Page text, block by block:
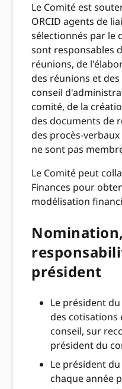
Le Comité est
ORCID agents de
sélectionnés par le
sont responsables
réunions, de
des réunions et
conseil
comité, de la
des documents de
des procès-
ne sont pas
Le Comité peut
Finances pour
modélisation
président
Le président
des cotisations
conseil, sur
président du
Le président
chaque année